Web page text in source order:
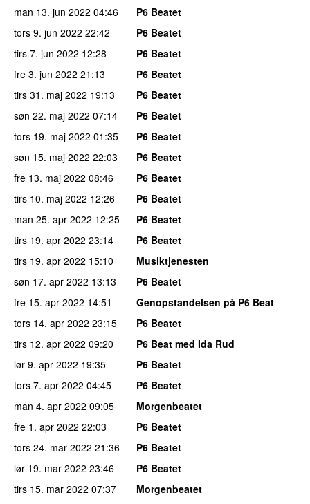
man 13. jun 2022 04:46
P6 Beatet
tors 9. jun 2022 22:42
P6 Beatet
tirs 7. jun 2022 12:28
P6 Beatet
fre 3. jun 2022 21:13
P6 Beatet
tirs 31. maj 2022 19:13
P6 Beatet
søn 22. maj 2022 07:14
P6 Beatet
tors 19. maj 2022 01:35
P6 Beatet
søn 15. maj 2022 22:03
P6 Beatet
fre 13. maj 2022 08:46
P6 Beatet
tirs 10. maj 2022 12:26
P6 Beatet
man 25. apr 2022 12:25
P6 Beatet
tirs 19. apr 2022 23:14
P6 Beatet
tirs 19. apr 2022 15:10
Musiktjenesten
søn 17. apr 2022 13:13
P6 Beatet
fre 15. apr 2022 14:51
Genopstandelsen på P6 Beat
tors 14. apr 2022 23:15
P6 Beatet
tirs 12. apr 2022 09:20
P6 Beat med Ida Rud
lør 9. apr 2022 19:35
P6 Beatet
tors 7. apr 2022 04:45
P6 Beatet
man 4. apr 2022 09:05
Morgenbeatet
fre 1. apr 2022 22:03
P6 Beatet
tors 24. mar 2022 21:36
P6 Beatet
lør 19. mar 2022 23:46
P6 Beatet
tirs 15. mar 2022 07:37
Morgenbeatet